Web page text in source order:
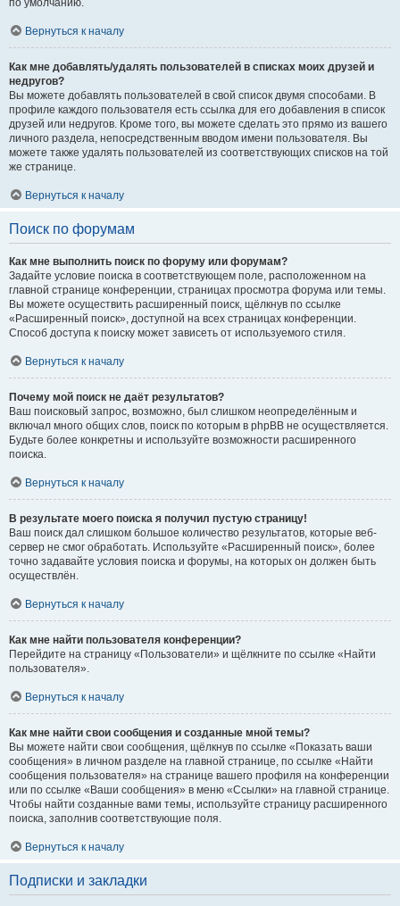
по умолчанию.
Вернуться к началу
Как мне добавлять/удалять пользователей в списках моих друзей и
недругов?
Вы можете добавлять пользователей в свой список двумя способами. В
профиле каждого пользователя есть ссылка для его добавления в список
друзей или недругов. Кроме того, вы можете сделать это прямо из вашего
личного раздела, непосредственным вводом имени пользователя. Вы
можете также удалять пользователей из соответствующих списков на той
же странице.
Вернуться к началу
Поиск по форумам
Как мне выполнить поиск по форуму или форумам?
Задайте условие поиска в соответствующем поле, расположенном на
главной странице конференции, страницах просмотра форума или темы.
Вы можете осуществить расширенный поиск, щёлкнув по ссылке
«Расширенный поиск», доступной на всех страницах конференции.
Способ доступа к поиску может зависеть от используемого стиля.
Вернуться к началу
Почему мой поиск не даёт результатов?
Ваш поисковый запрос, возможно, был слишком неопределённым и
включал много общих слов, поиск по которым в phpBB не осуществляется.
Будьте более конкретны и используйте возможности расширенного
поиска.
Вернуться к началу
В результате моего поиска я получил пустую страницу!
Ваш поиск дал слишком большое количество результатов, которые веб-
сервер не смог обработать. Используйте «Расширенный поиск», более
точно задавайте условия поиска и форумы, на которых он должен быть
осуществлён.
Вернуться к началу
Как мне найти пользователя конференции?
Перейдите на страницу «Пользователи» и щёлкните по ссылке «Найти
пользователя».
Вернуться к началу
Как мне найти свои сообщения и созданные мной темы?
Вы можете найти свои сообщения, щёлкнув по ссылке «Показать ваши
сообщения» в личном разделе на главной странице, по ссылке «Найти
сообщения пользователя» на странице вашего профиля на конференции
или по ссылке «Ваши сообщения» в меню «Ссылки» на главной странице.
Чтобы найти созданные вами темы, используйте страницу расширенного
поиска, заполнив соответствующие поля.
Вернуться к началу
Подписки и закладки